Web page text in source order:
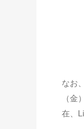
なお
（金
在、